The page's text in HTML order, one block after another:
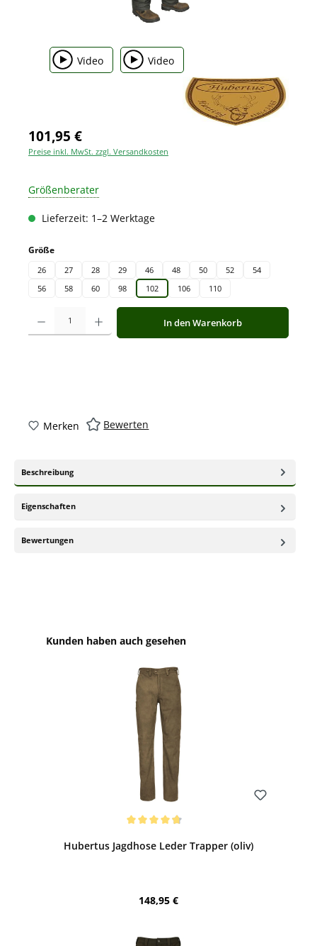
Video Video
101,95 €
Preise inkl. MwSt. zzgl. Versandkosten
Größenberater
Lieferzeit: 1–2 Werktage
Größeauswählen
26 27 28 29 46 48 50 52
54
56
58 60 98 102 106 110
Produkt Anzahl: Gib den gewünschten Wert ein oder benutze die
In den Warenkorb
Merken Bewerten
Beschreibung
Eigenschaften
Bewertungen
Produktgalerie überspringen
Kunden haben auch gesehen
Hubertus Jagdhose Leder Trapper (oliv)
Regulärer Preis:
148,95 €